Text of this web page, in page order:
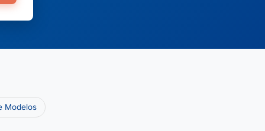
Modelos